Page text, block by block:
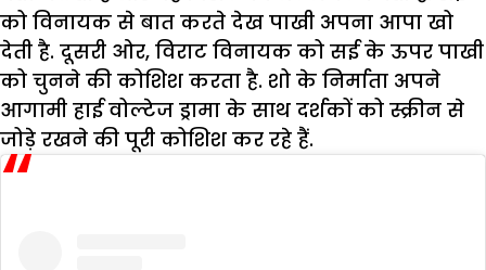
को विनायक से बात करते देख पाखी अपना आपा खो
देती है. दूसरी ओर, विराट विनायक को सई के ऊपर पाखी
को चुनने की कोशिश करता है. शो के निर्माता अपने
आगामी हाई वोल्टेज ड्रामा के साथ दर्शकों को स्क्रीन से
जोड़े रखने की पूरी कोशिश कर रहे हैं.